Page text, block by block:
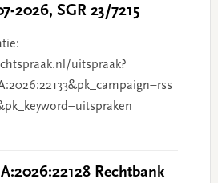
2026, SGR 23/7215
uitspraak?
Rechtbank